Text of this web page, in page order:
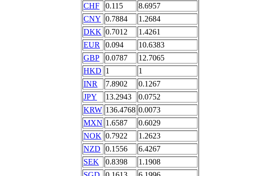
CHF
0.115
8.6957
CNY 0.7884
1.2684
DKK 0.7012
1.4261
EUR
0.094
10.6383
GBP
0.0787
12.7065
HKD 1
1
INR
7.8902
0.1267
JPY
13.2943
0.0752
KRW 136.4768 0.0073
MXN 1.6587
0.6029
NOK 0.7922
1.2623
NZD
0.1556
6.4267
SEK
0.8398
1.1908